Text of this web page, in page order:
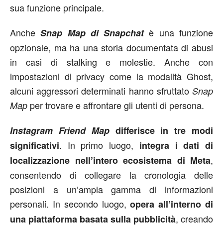
sua funzione principale.
AncheSnap Map di Snapchatè una funzione
opzionale, ma ha una storia documentata di abusi
in casi di stalking e molestie. Anche con
impostazioni di privacy come la modalità Ghost,
alcuni aggressori determinati hanno sfruttato Snap
Map per trovare e affrontare gli utenti di persona.
Instagram Friend Mapdifferisce in tre modi
significativi. In primo luogo, integra i dati di
localizzazione nell’intero ecosistema di Meta,
consentendo di collegare la cronologia delle
posizioni a un’ampia gamma di informazioni
personali. In secondo luogo,opera all’interno di
una piattaforma basata sulla pubblicità, creando